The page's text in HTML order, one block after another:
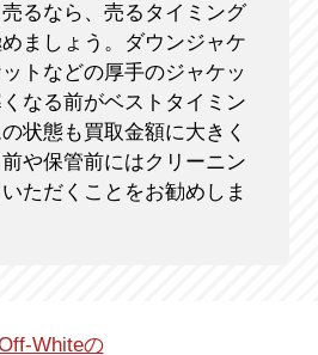
るなら、売るタイミング
ましょう。ダウンジャケ
トなどの厚手のジャケッ
くなる前がベストタイミン
状態も買取金額に大きく
や保管前にはクリーニン
ただくことをお勧めしま
Whiteの